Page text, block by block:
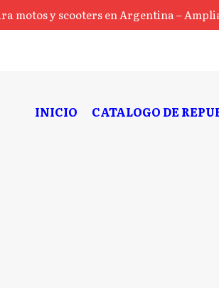
motos y scooters en Argentina –
INICIO CATALOGO DE